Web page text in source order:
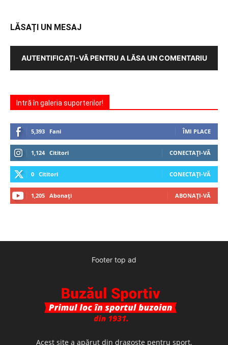
LĂSAȚI UN MESAJ
AUTENTIFICAȚI-VĂ PENTRU A LĂSA UN COMENTARIU
Intră în galeria suporterilor!
5,393 Fani ÎMI PLACE
1,124 Cititori CONECTAȚI-VĂ
0 Cititori CONECTAȚI-VĂ
1,205 Abonați ABONAȚI-VĂ
Footer top ad
Acest site a apărut din dragoste pentru sport,